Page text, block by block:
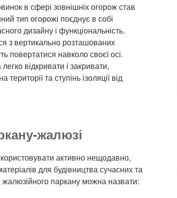
в сфері зовнішніх огорож став
тип огорожі поєднує в собі
дизайну і функціональність.
з вертикально розташованих
повертатися навколо своєї осі.
відкривати і закривати,
та ступінь ізоляції від
жалюзі
активно нещодавно,
для будівництва сучасних та
паркану можна назвати: